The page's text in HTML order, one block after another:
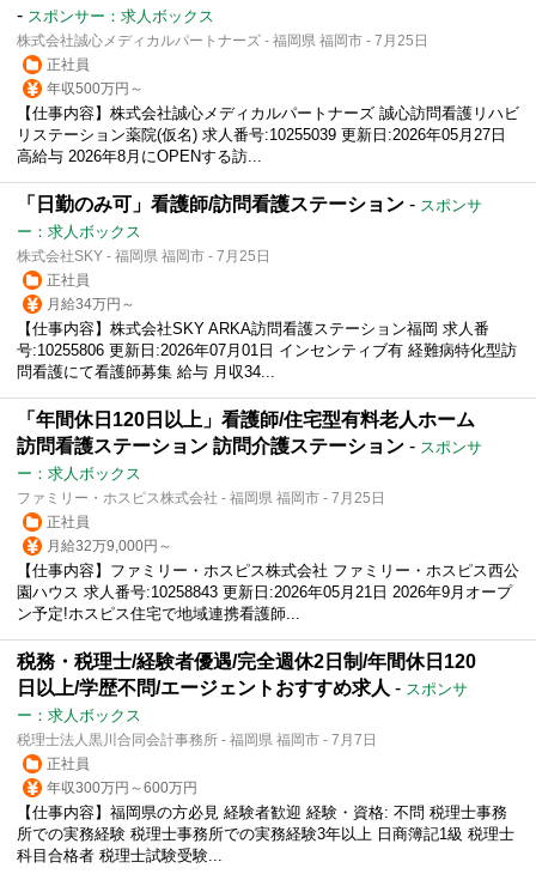
- スポンサー：求人ボックス
株式会社誠心メディカルパートナーズ - 福岡県 福岡市 - 7月25日
正社員
年収500万円～
【仕事内容】株式会社誠心メディカルパートナーズ 誠心訪問看護リハビ
リステーション薬院(仮名) 求人番号:10255039 更新日:2026年05月27日
高給与 2026年8月にOPENする訪...
「日勤のみ可」看護師/訪問看護ステーション - スポンサ
ー：求人ボックス
株式会社SKY - 福岡県 福岡市 - 7月25日
正社員
月給34万円～
【仕事内容】株式会社SKY ARKA訪問看護ステーション福岡 求人番
号:10255806 更新日:2026年07月01日 インセンティブ有 経難病特化型訪
問看護にて看護師募集 給与 月収34...
「年間休日120日以上」看護師/住宅型有料老人ホーム
訪問看護ステーション 訪問介護ステーション - スポンサ
ー：求人ボックス
ファミリー・ホスピス株式会社 - 福岡県 福岡市 - 7月25日
正社員
月給32万9,000円～
【仕事内容】ファミリー・ホスピス株式会社 ファミリー・ホスピス西公
園ハウス 求人番号:10258843 更新日:2026年05月21日 2026年9月オープ
ン予定!ホスピス住宅で地域連携看護師...
税務・税理士/経験者優遇/完全週休2日制/年間休日120
日以上/学歴不問/エージェントおすすめ求人 - スポンサ
ー：求人ボックス
税理士法人黒川合同会計事務所 - 福岡県 福岡市 - 7月7日
正社員
年収300万円～600万円
【仕事内容】福岡県の方必見 経験者歓迎 経験・資格: 不問 税理士事務
所での実務経験 税理士事務所での実務経験3年以上 日商簿記1級 税理士
科目合格者 税理士試験受験...